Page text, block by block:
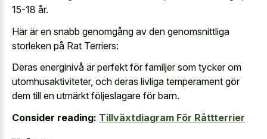
15-18 år.
Här är en snabb genomgång av den genomsnittliga
storleken på Rat Terriers:
Deras energinivå är perfekt för familjer som tycker om
utomhusaktiviteter, och deras livliga temperament gör
dem till en utmärkt följeslagare för barn.
Consider reading: Tillväxtdiagram För Råttterrier